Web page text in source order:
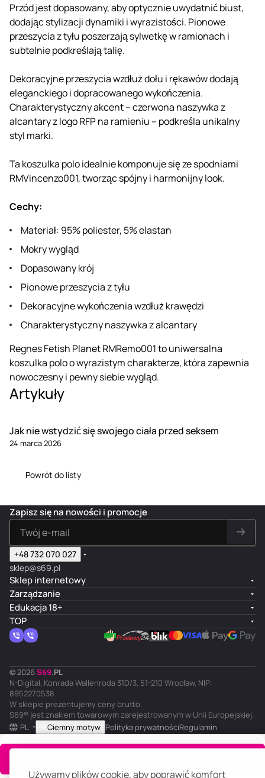
Używamy plików cookie, aby poprawić komfort
Przód jest dopasowany, aby optycznie uwydatnić biust,
dodając stylizacji dynamiki i wyrazistości. Pionowe
przeszycia z tyłu poszerzają sylwetkę w ramionach i
subtelnie podkreślają talię.
Dekoracyjne przeszycia wzdłuż dołu i rękawów dodają
eleganckiego i dopracowanego wykończenia.
Charakterystyczny akcent – ​​czerwona naszywka z
alcantary z logo RFP na ramieniu – podkreśla unikalny
styl marki.
Ta koszulka polo idealnie komponuje się ze spodniami
RMVincenzo001, tworząc spójny i harmonijny look.
Cechy:
Materiał: 95% poliester, 5% elastan
Mokry wygląd
Dopasowany krój
Pionowe przeszycia z tyłu
Dekoracyjne wykończenia wzdłuż krawędzi
Charakterystyczny naszywka z alcantary
Regnes Fetish Planet RMRemo001 to uniwersalna
koszulka polo o wyrazistym charakterze, która zapewnia
nowoczesny i pewny siebie wygląd.
Artykuły
Jak nie wstydzić się swojego ciała przed seksem
24 marca 2026
Powrót do listy
Zapisz się na nowości i promocje
+48 732 070 027
sklep@s69.pl
Sklep internetowy
Zarządzanie
Edukacja 18+
TOP
© 2026 S69.PL
N-Digital, Konrada Wallenroda 31D/3, 51-210 Wrocław, NIP:
8952270538
W sklepie prezentujemy ceny brutto.
S69® jest znakiem towarowym zarejestrowanym w Unii Europejskiej.
PL
Ciemny motyw Polityka prywatnościRegulamin